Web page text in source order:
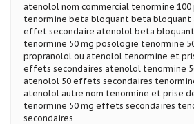
atenolol nom commercial tenormine 100
tenormine beta bloquant beta bloquant
effet secondaire atenolol beta
tenormine 50 mg posologie tenormine
propranolol ou atenolol tenormine et
effets secondaires atenolol tenormine
atenolol 50 effets secondaires
atenolol autre nom tenormine et prise
tenormine 50 mg effets secondaires
secondaires